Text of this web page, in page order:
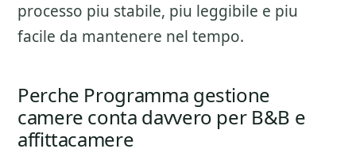
processo piu stabile, piu leggibile e piu
facile da mantenere nel tempo.
Perche Programma gestione
camere conta davvero per B&B e
affittacamere